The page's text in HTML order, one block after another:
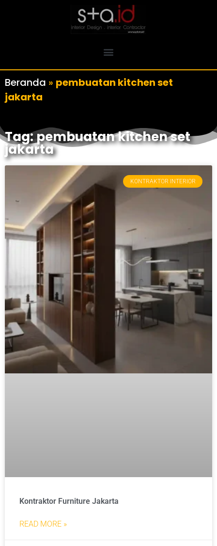
Beranda » pembuatan kitchen set
jakarta
Tag: pembuatan kitchen set
jakarta
KONTRAKTOR INTERIOR
Kontraktor Furniture Jakarta
READ MORE »